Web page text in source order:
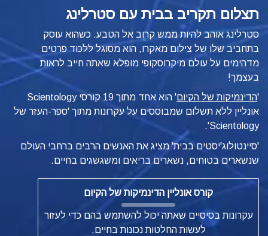
תצלום תקריב בבית עם סטרלינג
סטרלינג אוהב להיות ממש קרוב אל הטבע. כשהוא עוסק
בתחביב שלו של צילום מאקרו, הוא מסוגל ללכוד פרטים
מדהימים על עולם מיקרוסקופי מופלא שאתה חייב לראות
בעצמך!
'הדינמיקות של הקיום'
הוא אחד מתוך 19 קורסי Scientology
אונליין ללא תשלום שמבוססים על עקרונות מתוך 'ספר-העזר של
Scientology'.
'סיינטולוג'יסטים בבית' מציג את האנשים הרבים ברחבי העולם
שנשארים בטוחים, נשארים בריאים ומשגשגים בחיים.
קורס אונליין הדינמיקות של הקיום
עקרונות בסיסיים שאתה יכול להשתמש בהם כדי לעזור
לעשות החלטות נכונות בחיים.